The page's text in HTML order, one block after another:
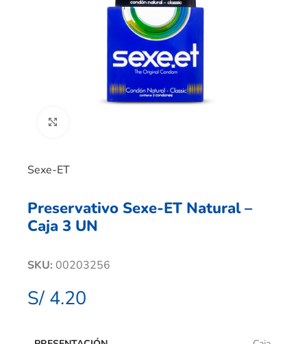
Sexe-ET
Preservativo Sexe-ET Natural –
Caja 3 UN
SKU: 00203256
S/ 4.20